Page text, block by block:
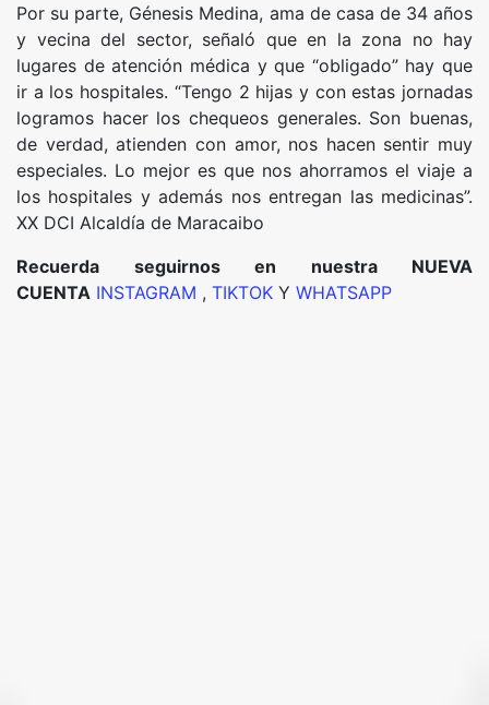
Por su parte, Génesis Medina, ama de casa de 34 años
y vecina del sector, señaló que en la zona no hay
lugares de atención médica y que “obligado” hay que
ir a los hospitales. “Tengo 2 hijas y con estas jornadas
logramos hacer los chequeos generales. Son buenas,
de verdad, atienden con amor, nos hacen sentir muy
especiales. Lo mejor es que nos ahorramos el viaje a
los hospitales y además nos entregan las medicinas”.
XX DCI Alcaldía de Maracaibo
Recuerda seguirnos en nuestra NUEVA
CUENTA INSTAGRAM , TIKTOK Y WHATSAPP